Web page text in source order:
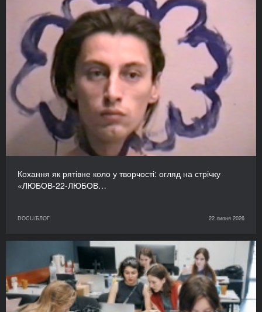
Кохання як рятівне коло у творчості: огляд на стрічку
«ЛЮБОВ-22-ЛЮБОВ…
DOCU/БЛОГ 22 липня 2026